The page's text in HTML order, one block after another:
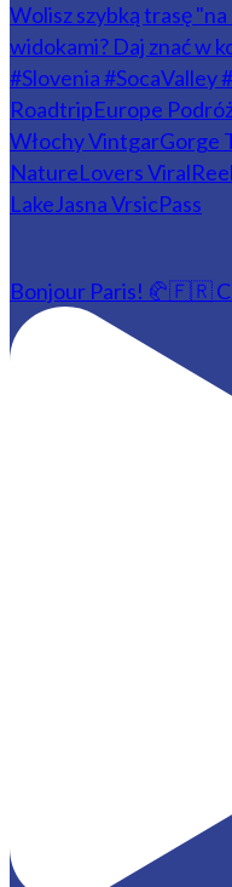
Bonjour Paris! 🥐🇫🇷